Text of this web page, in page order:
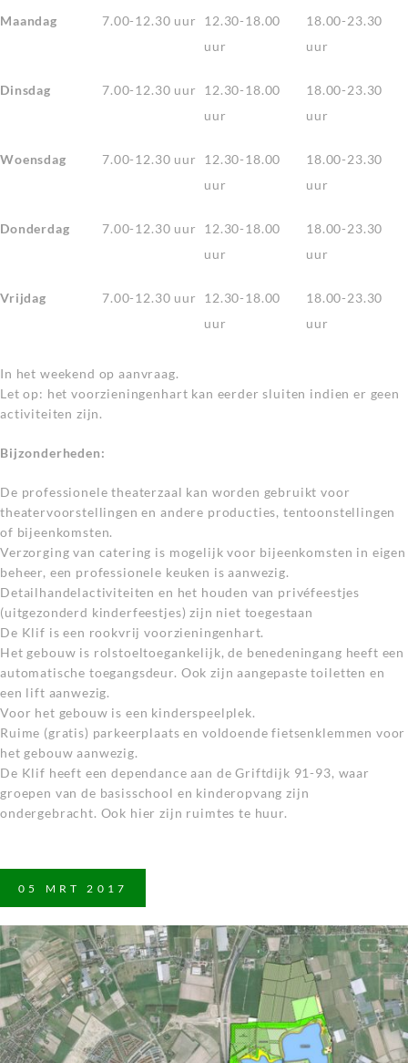
Maandag 7.00-12.30 uur
12.30-18.00
uur
18.00-23.30
uur
Dinsdag 7.00-12.30 uur
12.30-18.00
uur
18.00-23.30
uur
Woensdag 7.00-12.30 uur
12.30-18.00
uur
18.00-23.30
uur
Donderdag 7.00-12.30 uur
12.30-18.00
uur
18.00-23.30
uur
Vrijdag 7.00-12.30 uur
12.30-18.00
uur
18.00-23.30
uur
In het weekend op aanvraag.
Let op: het voorzieningenhart kan eerder sluiten indien er geen
activiteiten zijn.
Bijzonderheden:
De professionele theaterzaal kan worden gebruikt voor
theatervoorstellingen en andere producties, tentoonstellingen
of bijeenkomsten.
Verzorging van catering is mogelijk voor bijeenkomsten in eigen
beheer, een professionele keuken is aanwezig.
Detailhandelactiviteiten en het houden van privéfeestjes
(uitgezonderd kinderfeestjes) zijn niet toegestaan
De Klif is een rookvrij voorzieningenhart.
Het gebouw is rolstoeltoegankelijk, de benedeningang heeft een
automatische toegangsdeur. Ook zijn aangepaste toiletten en
een lift aanwezig.
Voor het gebouw is een kinderspeelplek.
Ruime (gratis) parkeerplaats en voldoende fietsenklemmen voor
het gebouw aanwezig.
De Klif heeft een dependance aan de Griftdijk 91-93, waar
groepen van de basisschool en kinderopvang zijn
ondergebracht. Ook hier zijn ruimtes te huur.
05 MRT 2017